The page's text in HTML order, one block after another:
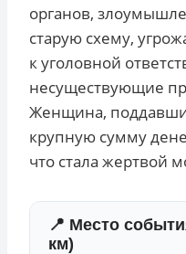
органов,
старую схему,
к уголовной
несуществующие
Женщина,
крупную сумму
что стала жертвой
📍 Место
км)